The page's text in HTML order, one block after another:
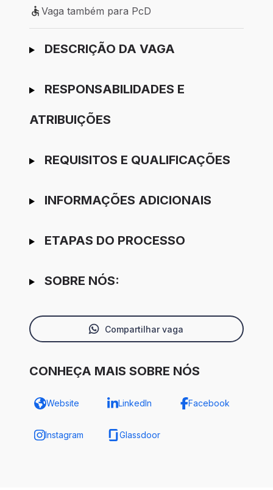
Vaga também para PcD
Vaga também para PcD
Ir para candidatura
DESCRIÇÃO DA VAGA
RESPONSABILIDADES E
ATRIBUIÇÕES
REQUISITOS E QUALIFICAÇÕES
INFORMAÇÕES ADICIONAIS
ETAPAS DO PROCESSO
SOBRE NÓS:
Compartilhar vaga
CONHEÇA MAIS SOBRE NÓS
Website LinkedIn Facebook
Instagram Glassdoor